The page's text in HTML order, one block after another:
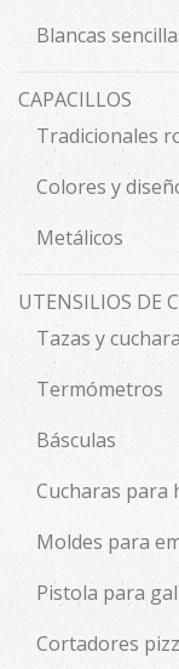
Blancas
CAPACILLOS
Tradicionales
Colores y
Metálicos
UTENSILIOS DE
Tazas y
Termómetros
Básculas
Cucharas para
Moldes para
Pistola para
Cortadores